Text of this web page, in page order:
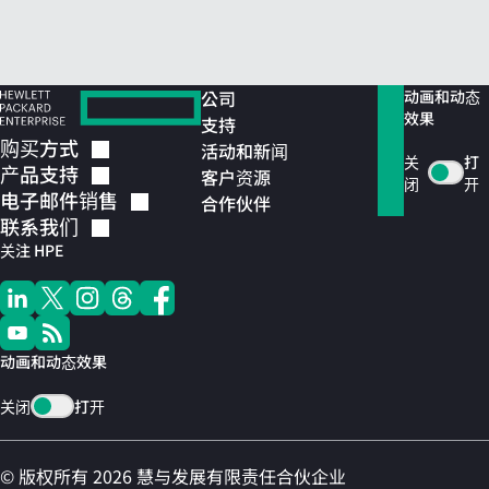
购买方式
产品支持
电子邮件销售
联系我们
关注 HPE
动画和动态效果
关闭 打开
公司
支持
活动和新闻
客户资源
合作伙伴
动画和动态
效果
关
闭
打
开
© 版权所有 2026 慧与发展有限责任合伙企业